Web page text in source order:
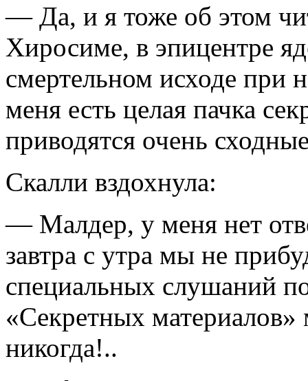
— Да, и я тоже об этом
Хиросиме, в эпицентре
смертельном исходе при
меня есть целая пач­ка
приводятся очень
Скалли вздохнула:
— Малдер, у меня нет
завтра с утра мы не
специальных слушаний
«Секретных
никогда!..